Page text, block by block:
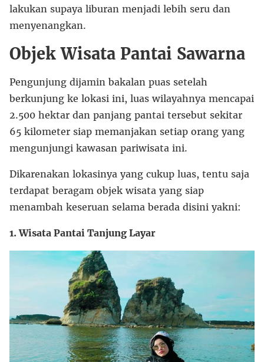
lakukan supaya liburan menjadi lebih seru dan
menyenangkan.
Objek Wisata Pantai Sawarna
Pengunjung dijamin bakalan puas setelah
berkunjung ke lokasi ini, luas wilayahnya mencapai
2.500 hektar dan panjang pantai tersebut sekitar
65 kilometer siap memanjakan setiap orang yang
mengunjungi kawasan pariwisata ini.
Dikarenakan lokasinya yang cukup luas, tentu saja
terdapat beragam objek wisata yang siap
menambah keseruan selama berada disini yakni:
1. Wisata Pantai Tanjung Layar